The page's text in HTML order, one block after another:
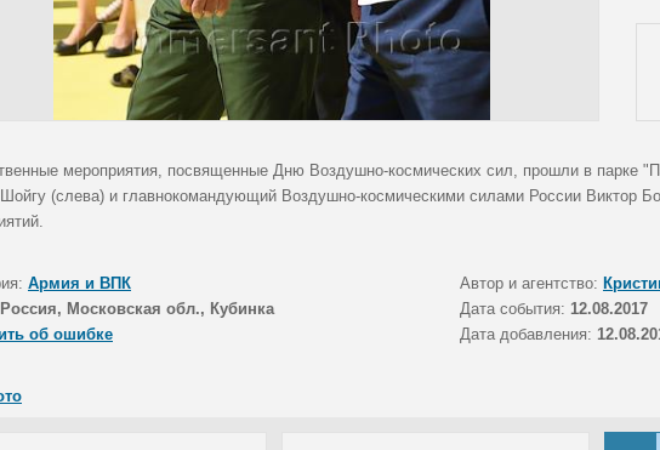
мероприятия, посвященные Дню Воздушно-космических сил, прошли в парке
(слева) и главнокомандующий Воздушно-космическими силами России Виктор
Армия и ВПК Автор и агентство:
Россия, Московская обл., Кубинка Дата события: 12.08.2017
об ошибке
Дата добавления: